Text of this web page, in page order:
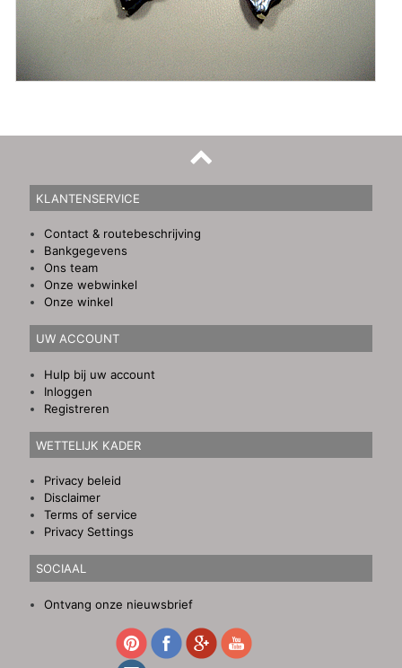
KLANTENSERVICE
Contact & routebeschrijving
Bankgegevens
Ons team
Onze webwinkel
Onze winkel
UW ACCOUNT
Hulp bij uw account
Inloggen
Registreren
WETTELIJK KADER
Privacy beleid
Disclaimer
Terms of service
Privacy Settings
SOCIAAL
Ontvang onze nieuwsbrief